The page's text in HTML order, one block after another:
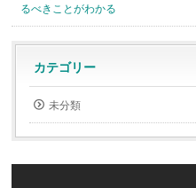
るべきことがわかる
カテゴリー
未分類